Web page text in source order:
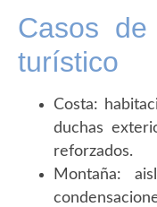
Casos
turístico
Costa:
duchas
reforzados.
Montaña: